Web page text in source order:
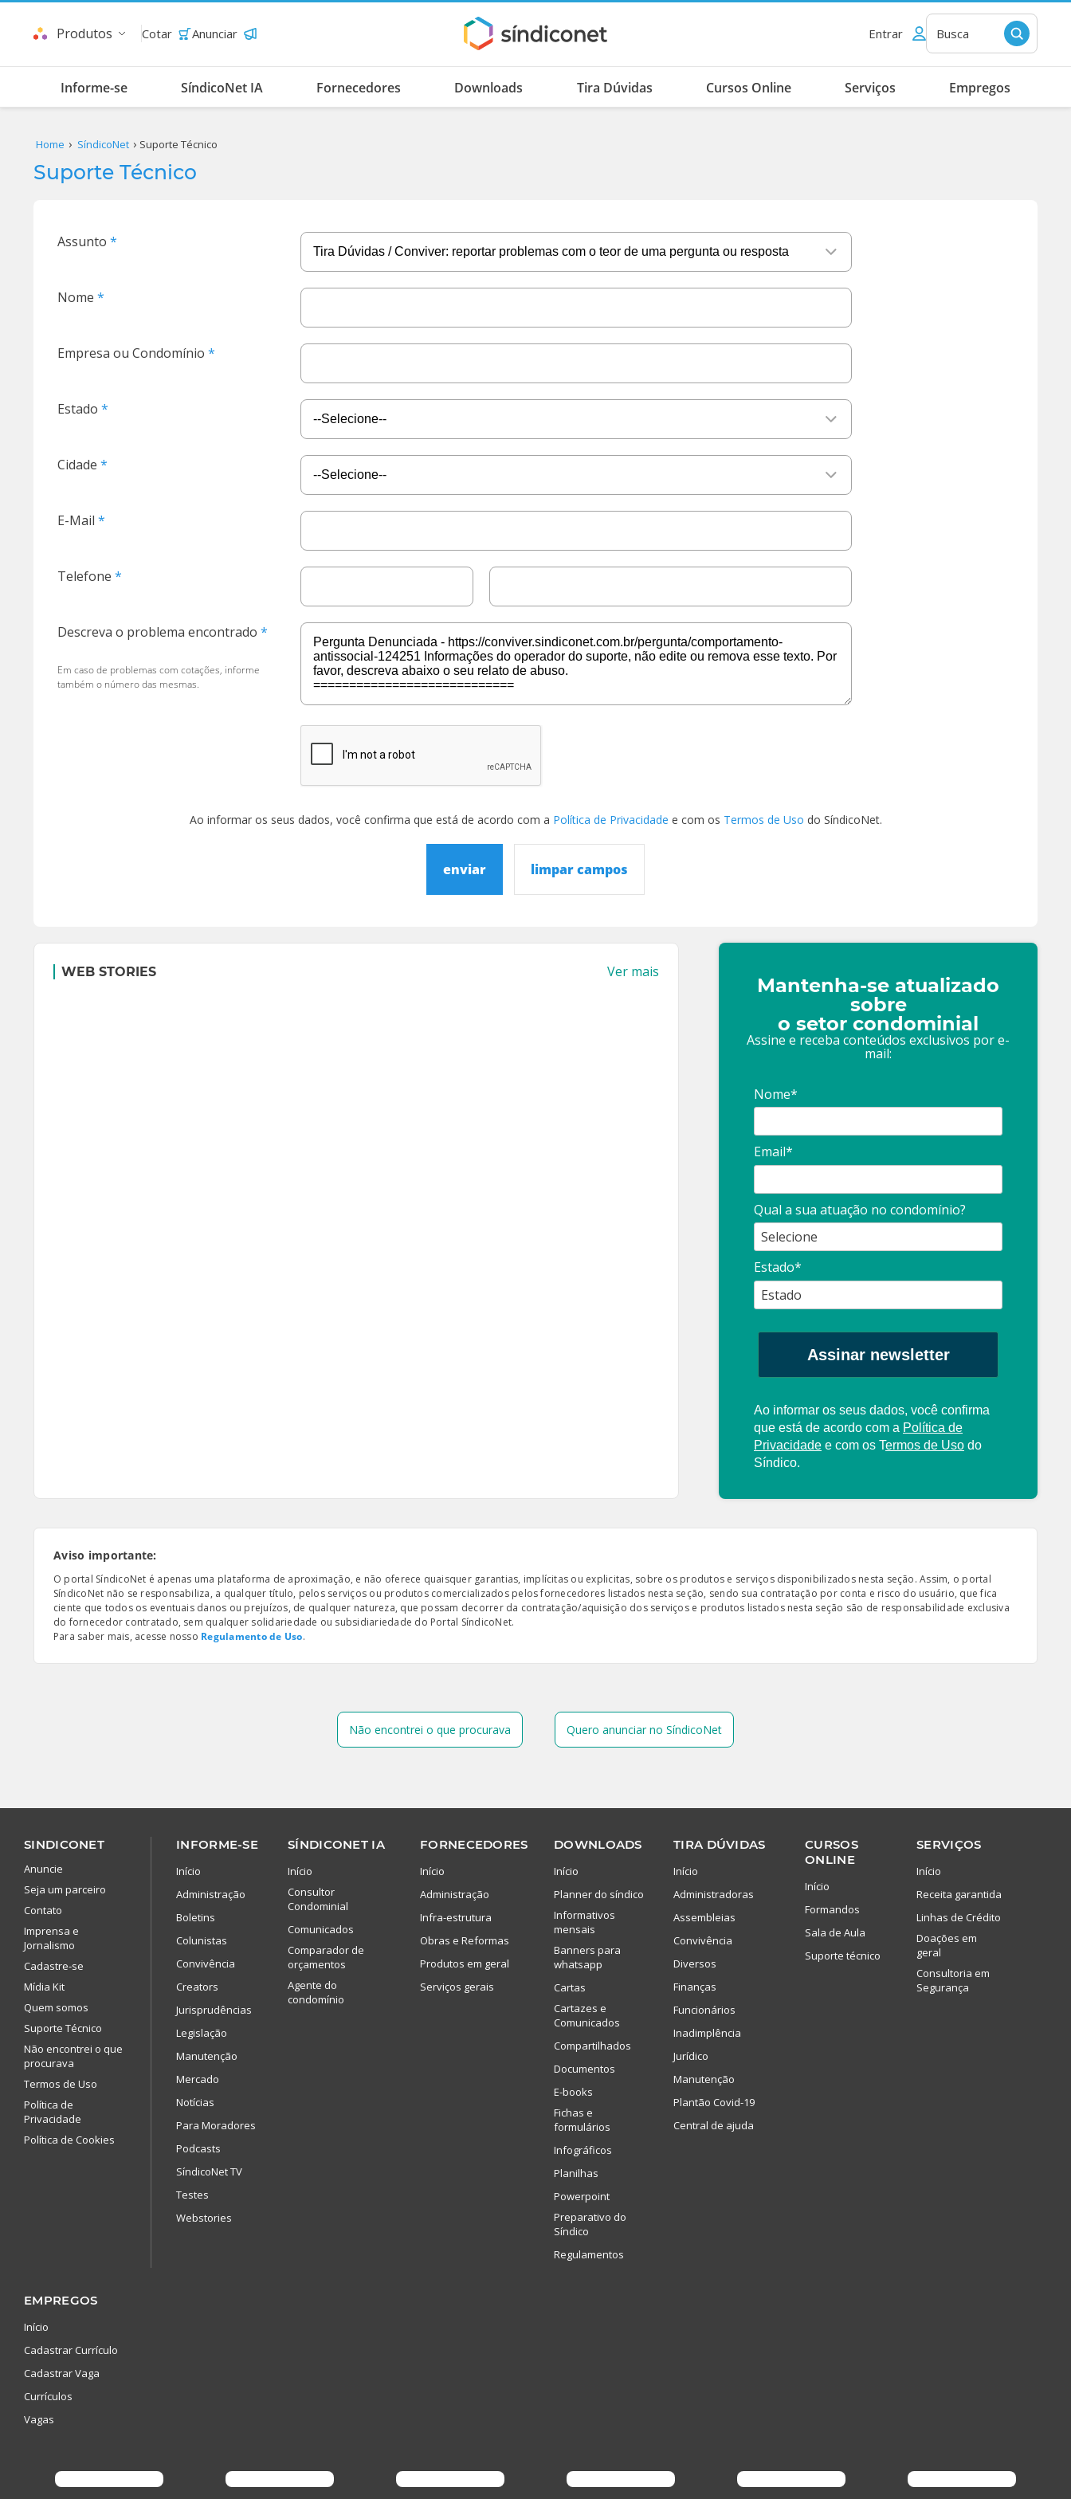
Produtos Cotar Anunciar Entrar Busca
Informe-se SíndicoNet IA Fornecedores Downloads Tira Dúvidas Cursos Online Serviços Empregos
Home SíndicoNet Suporte Técnico
Suporte Técnico
Assunto
Nome
Empresa ou Condomínio
Estado
Cidade
E-Mail
Telefone
Descreva o problema encontrado
Em caso de problemas com cotações, informe
também o número das mesmas.
Ao informar os seus dados, você confirma que está de acordo com a Política de Privacidade e com os Termos de Uso do SíndicoNet.
enviar limpar campos
WEB STORIES Ver mais
Mantenha-se atualizado
sobre
o setor condominial
Assine e receba conteúdos exclusivos por e-
mail:
Nome*
Email*
Qual a sua atuação no condomínio?
Estado*
Assinar newsletter
Ao informar os seus dados, você confirma
que está de acordo com a Política de
Privacidade e com os Termos de Uso do
Síndico.
Aviso importante:
O portal SíndicoNet é apenas uma plataforma de aproximação, e não oferece quaisquer garantias, implícitas ou explicitas, sobre os produtos e serviços disponibilizados nesta seção. Assim, o portal
SíndicoNet não se responsabiliza, a qualquer título, pelos serviços ou produtos comercializados pelos fornecedores listados nesta seção, sendo sua contratação por conta e risco do usuário, que fica
ciente que todos os eventuais danos ou prejuízos, de qualquer natureza, que possam decorrer da contratação/aquisição dos serviços e produtos listados nesta seção são de responsabilidade exclusiva
do fornecedor contratado, sem qualquer solidariedade ou subsidiariedade do Portal SíndicoNet.
Para saber mais, acesse nosso Regulamento de Uso.
Não encontrei o que procurava Quero anunciar no SíndicoNet
SINDICONET
Anuncie
Seja um parceiro
Contato
Imprensa e
Jornalismo
Cadastre-se
Mídia Kit
Quem somos
Suporte Técnico
Não encontrei o que
procurava
Termos de Uso
Política de
Privacidade
Política de Cookies
INFORME-SE
Início
Administração
Boletins
Colunistas
Convivência
Creators
Jurisprudências
Legislação
Manutenção
Mercado
Notícias
Para Moradores
Podcasts
SíndicoNet TV
Testes
Webstories
SÍNDICONET IA
Início
Consultor
Condominial
Comunicados
Comparador de
orçamentos
Agente do
condomínio
FORNECEDORES
Início
Administração
Infra-estrutura
Obras e Reformas
Produtos em geral
Serviços gerais
DOWNLOADS
Início
Planner do síndico
Informativos
mensais
Banners para
whatsapp
Cartas
Cartazes e
Comunicados
Compartilhados
Documentos
E-books
Fichas e
formulários
Infográficos
Planilhas
Powerpoint
Preparativo do
Síndico
Regulamentos
TIRA DÚVIDAS
Início
Administradoras
Assembleias
Convivência
Diversos
Finanças
Funcionários
Inadimplência
Jurídico
Manutenção
Plantão Covid-19
Central de ajuda
CURSOS
ONLINE
Início
Formandos
Sala de Aula
Suporte técnico
SERVIÇOS
Início
Receita garantida
Linhas de Crédito
Doações em
geral
Consultoria em
Segurança
EMPREGOS
Início
Cadastrar Currículo
Cadastrar Vaga
Currículos
Vagas